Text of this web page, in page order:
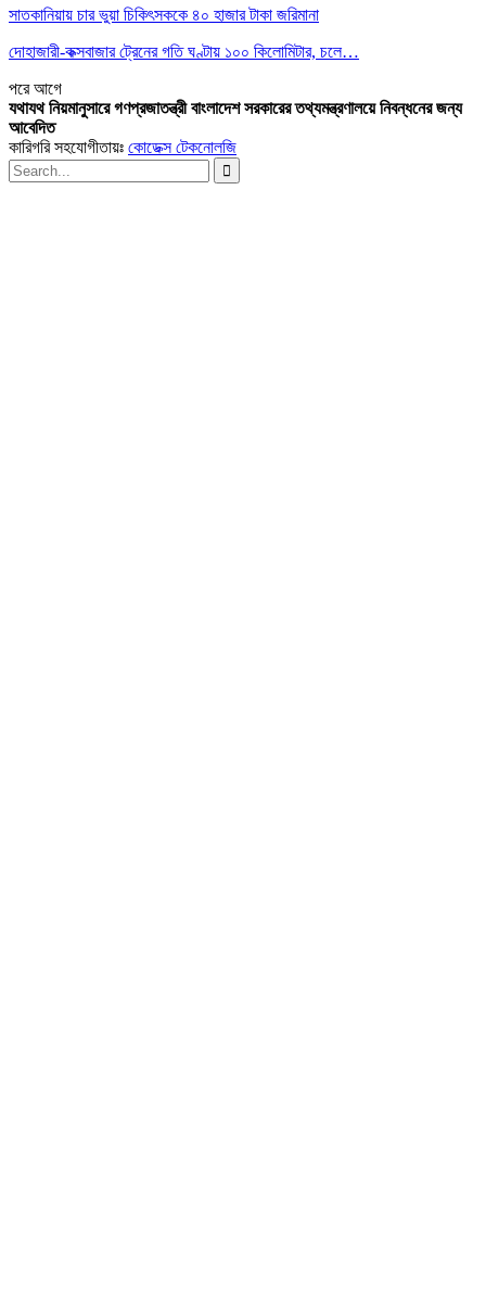
সাতকানিয়ায় চার ভুয়া চিকিৎসককে ৪০ হাজার টাকা জরিমানা
দোহাজারী-কক্সবাজার ট্রেনের গতি ঘণ্টায় ১০০ কিলোমিটার, চলে…
পরেআগে
যথাযথ নিয়মানুসারে গণপ্রজাতন্ত্রী বাংলাদেশ সরকারের তথ্যমন্ত্রণালয়ে নিবন্ধনের জন্য
আবেদিত
কারিগরি সহযোগীতায়ঃ কোডেক্স টেকনোলজি